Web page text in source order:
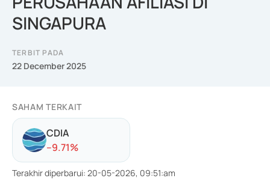
SINGAPURA
TERBIT PADA
22 December 2025
SAHAM TERKAIT
CDIA
--9.71%
Terakhir diperbarui: 20-05-2026, 09:51:am